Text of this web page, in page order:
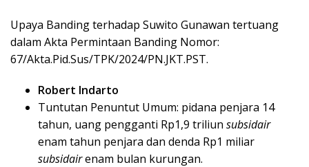
Upaya Banding terhadap Suwito Gunawan tertuang
dalam Akta Permintaan Banding Nomor:
67/Akta.Pid.Sus/TPK/2024/PN.JKT.PST.
Robert Indarto
Tuntutan Penuntut Umum: pidana penjara 14
tahun, uang pengganti Rp1,9 triliun subsidair
enam tahun penjara dan denda Rp1 miliar
subsidairenam bulan kurungan.